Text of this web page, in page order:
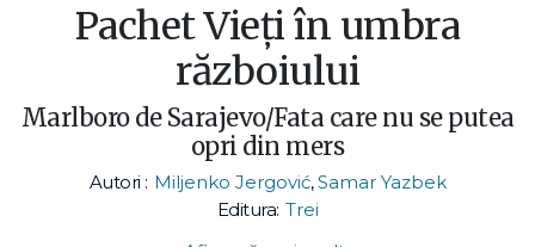
Pachet Vieți în umbra
războiului
Marlboro de Sarajevo/Fata care nu se putea
opri din mers
Autori : Miljenko Jergović,Samar Yazbek
Editura: Trei